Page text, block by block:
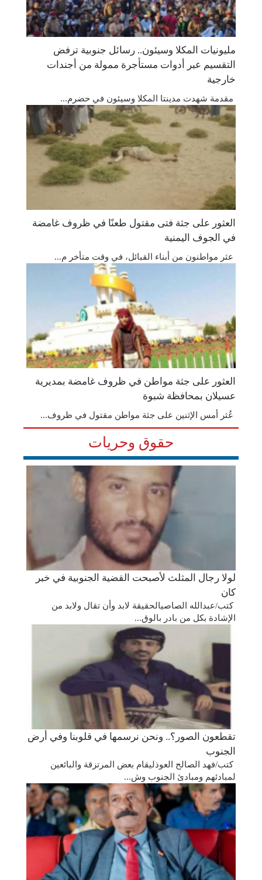
مليونيات المكلا وسيئون.. رسائل جنوبية ترفض
التقسيم عبر أدوات مستأجرة ممولة من أجندات
خارجية
مقدمة شهدت مدينتا المكلا وسيئون في حضرم...
العثور على جثة فتى مقتول طعنًا في ظروف غامضة
في الجوف اليمنية
عثر مواطنون من أبناء القبائل، في وقت متأخر م...
العثور على جثة مواطن في ظروف غامضة بمديرية
عسيلان بمحافظة شبوة
عُثر أمس الإثنين على جثة مواطن مقتول في ظروف...
حقوق وحريات
لولا رجال المثلث لأصبحت القضية الجنوبية في خبر
كان
كتب/عبدالله الصاصيالحقيقة لابد وأن تقال ولابد من
الإشادة بكل من بادر بالوق...
تقطعون الصور؟.. ونحن نرسمها في قلوبنا وفي أرض
الجنوب
كتب/فهد الصالح العوذليقام بعض المرتزقة والبائعين
لمبادئهم ومبادئ الجنوب وش...